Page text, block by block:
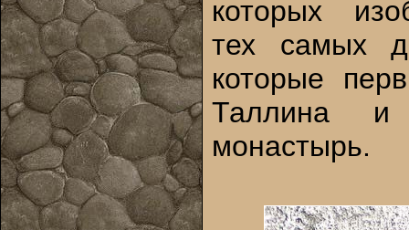
которых
тех самых
которые
Таллина и
монастырь.